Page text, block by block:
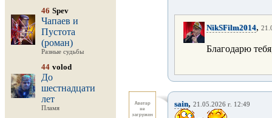
46 Spev
Чапаев и
Пустота
(роман)
Разные судьбы
44 volod
До
шестнадцати
лет
Пламя
NikSFilm2014,
Благодарю
sain, 21.05.2026 г. 12:49